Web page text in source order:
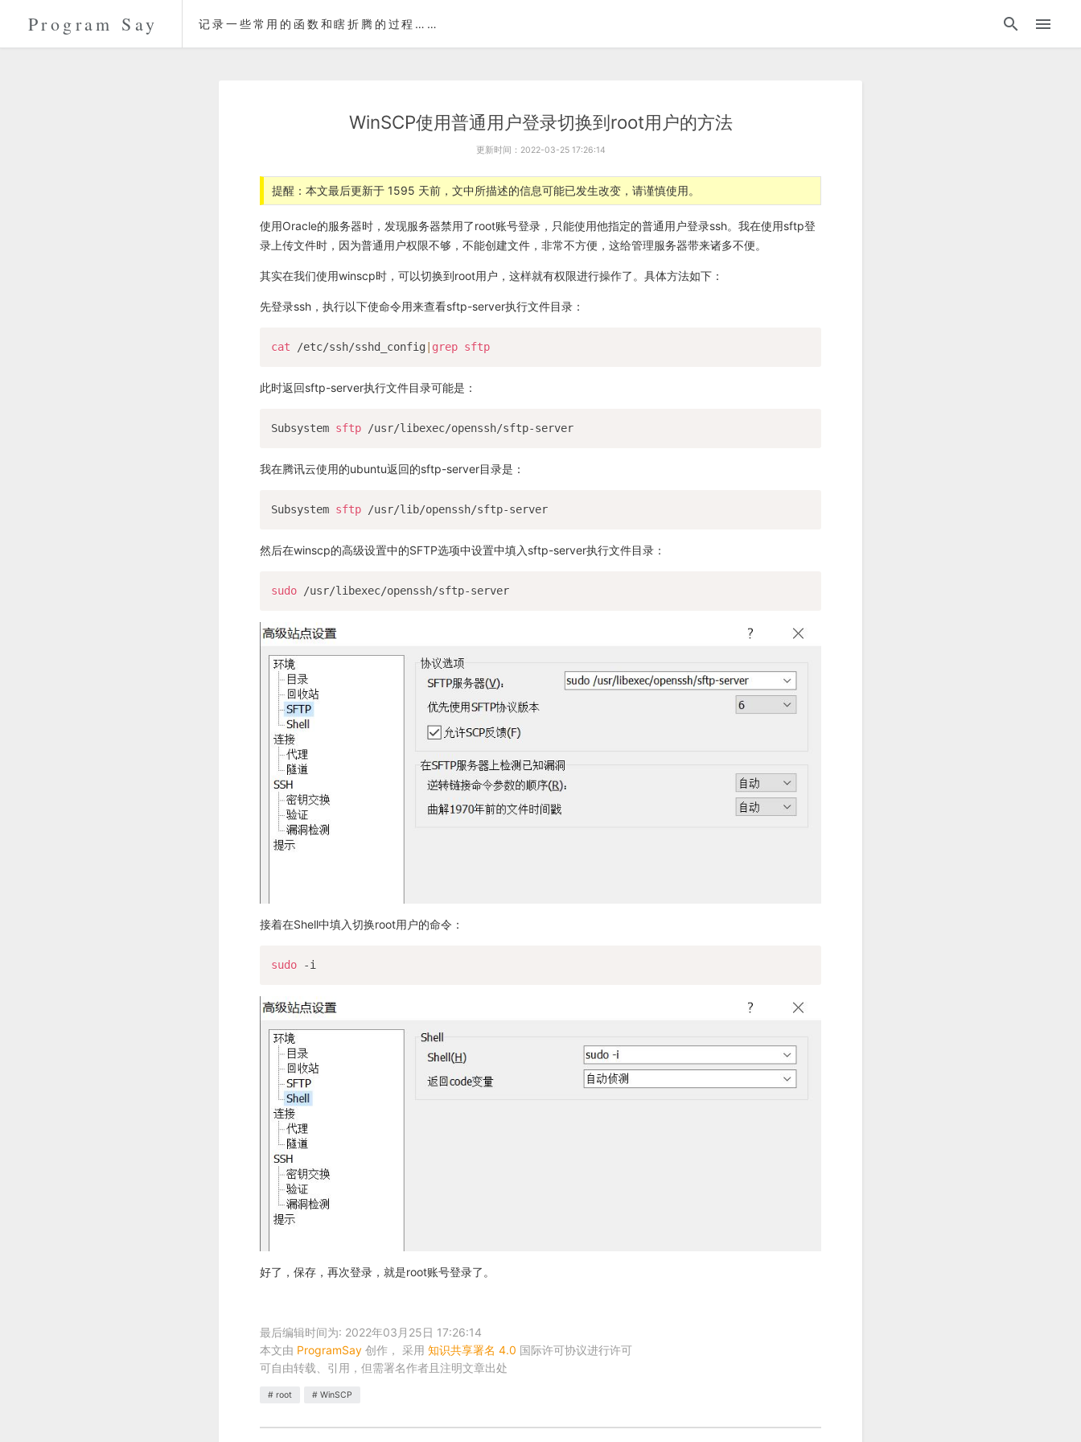
Program Say 记录一些常用的函数和瞎折腾的过程……
WinSCP使用普通用户登录切换到root用户的方法
更新时间：2022-03-25 17:26:14
提醒：本文最后更新于 1595 天前，文中所描述的信息可能已发生改变，请谨慎使用。
使用Oracle的服务器时，发现服务器禁用了root账号登录，只能使用他指定的普通用户登录ssh。我在使用sftp登
录上传文件时，因为普通用户权限不够，不能创建文件，非常不方便，这给管理服务器带来诸多不便。
其实在我们使用winscp时，可以切换到root用户，这样就有权限进行操作了。具体方法如下：
先登录ssh，执行以下使命令用来查看sftp-server执行文件目录：
cat /etc/ssh/sshd_config grep sftp
此时返回sftp-server执行文件目录可能是：
Subsystem sftp /usr/libexec/openssh/sftp-server
我在腾讯云使用的ubuntu返回的sftp-server目录是：
Subsystem sftp /usr/lib/openssh/sftp-server
然后在winscp的高级设置中的SFTP选项中设置中填入sftp-server执行文件目录：
sudo /usr/libexec/openssh/sftp-server
接着在Shell中填入切换root用户的命令：
sudo -i
好了，保存，再次登录，就是root账号登录了。
最后编辑时间为: 2022年03月25日 17:26:14
本文由 ProgramSay创作， 采用 知识共享署名 4.0 国际许可协议进行许可
可自由转载、引用，但需署名作者且注明文章出处
root WinSCP